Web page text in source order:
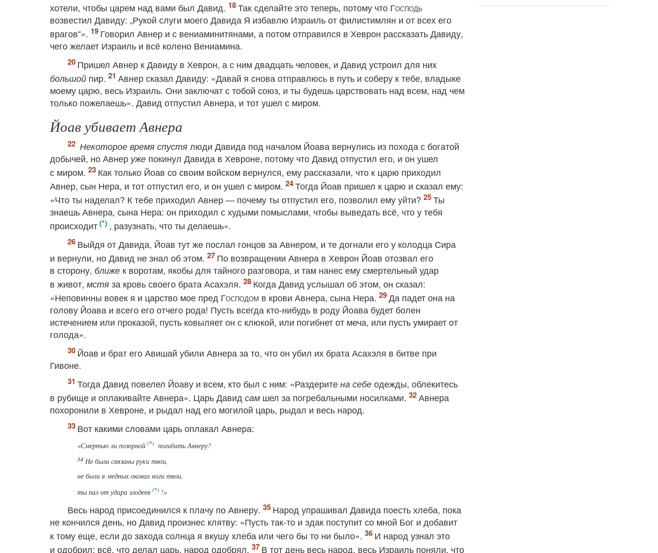
хотели, чтобы царем над вами был Давид.
Так сделайте это теперь, потому что Господь
возвестил Давиду: „Рукой слуги моего Давида Я избавлю Израиль от филистимлян и от всех его
врагов“».
Говорил Авнер и с вениаминитянами, а потом отправился в Хеврон рассказать Давиду,
чего желает Израиль и всё колено Вениамина.
Пришел Авнер к Давиду в Хеврон, а с ним двадцать человек, и Давид устроил для них
большой пир.
Авнер сказал Давиду: «Давай я снова отправлюсь в путь и соберу к тебе, владыке
моему царю, весь Израиль. Они заключат с тобой союз, и ты будешь царствовать над всем, над чем
только пожелаешь». Давид отпустил Авнера, и тот ушел с миром.
Йоав убивает Авнера
Некоторое время спустя люди Давида под началом Йоава вернулись из похода с богатой
добычей, но Авнер уже покинул Давида в Хевроне, потому что Давид отпустил его, и он ушел
с миром.
Как только Йоав со своим войском вернулся, ему рассказали, что к царю приходил
Авнер, сын Нера, и тот отпустил его, и он ушел с миром.
Тогда Йоав пришел к царю и сказал ему:
«Что ты наделал? К тебе приходил Авнер — почему ты отпустил его, позволил ему уйти?
Ты
знаешь Авнера, сына Нера: он приходил с худыми помыслами, чтобы выведать всё, что у тебя
происходит
, разузнать, что ты делаешь».
Выйдя от Давида, Йоав тут же послал гонцов за Авнером, и те догнали его у колодца Сира
и вернули, но Давид не знал об этом.
По возвращении Авнера в Хеврон Йоав отозвал его
в сторону, ближе к воротам, якобы для тайного разговора, и там нанес ему смертельный удар
в живот, мстя за кровь своего брата Асахэля.
Когда Давид услышал об этом, он сказал:
«Неповинны вовек я и царство мое пред Господом в крови Авнера, сына Нера.
Да падет она на
голову Йоава и всего его отчего рода! Пусть всегда кто-нибудь в роду Йоава будет болен
истечением или проказой, пусть ковыляет он с клюкой, или погибнет от меча, или пусть умирает от
голода».
Йоав и брат его Авишай убили Авнера за то, что он убил их брата Асахэля в битве при
Гивоне.
Тогда Давид повелел Йоаву и всем, кто был с ним: «Раздерите на себе одежды, облекитесь
в рубище и оплакивайте Авнера». Царь Давид сам шел за погребальными носилками.
Авнера
похоронили в Хевроне, и рыдал над его могилой царь, рыдал и весь народ.
Вот какими словами царь оплакал Авнера:
«Смертью ли позорной
погибать Авнеру?
Не были связаны руки твои,
не были в медных оковах ноги твои,
ты пал от удара злодеев
!»
Весь народ присоединился к плачу по Авнеру.
Народ упрашивал Давида поесть хлеба, пока
не кончился день, но Давид произнес клятву: «Пусть так-то и эдак поступит со мной Бог и добавит
к тому еще, если до захода солнца я вкушу хлеба или чего бы то ни было».
И народ узнал это
и одобрил: всё, что делал царь, народ одобрял.
В тот день весь народ, весь Израиль поняли, что